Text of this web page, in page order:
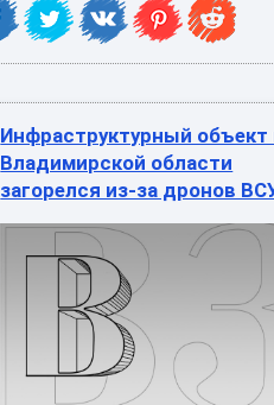
Инфраструктурный объект
Владимирской области
загорелся из-за дронов